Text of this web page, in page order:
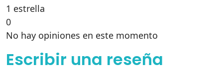
1 estrella
0
No hay opiniones en este momento
Escribir una reseña